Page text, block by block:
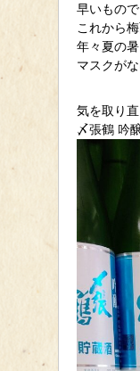
早いもの
これから
年々夏の
マスクが
気を取り
〆張鶴 吟